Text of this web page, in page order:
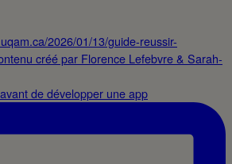
de développer une app